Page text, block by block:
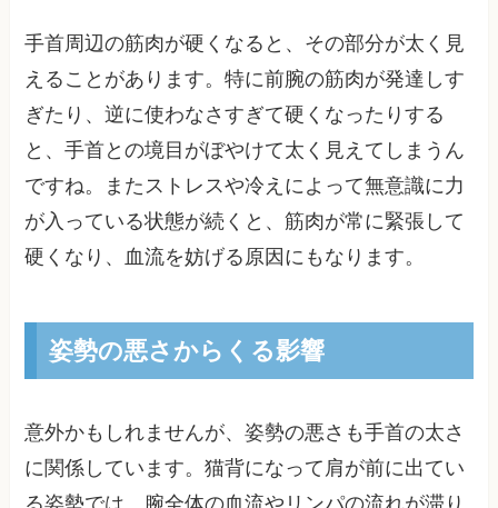
手首周辺の筋肉が硬くなると、その部分が太く見
えることがあります。特に前腕の筋肉が発達しす
ぎたり、逆に使わなさすぎて硬くなったりする
と、手首との境目がぼやけて太く見えてしまうん
ですね。またストレスや冷えによって無意識に力
が入っている状態が続くと、筋肉が常に緊張して
硬くなり、血流を妨げる原因にもなります。
姿勢の悪さからくる影響
意外かもしれませんが、姿勢の悪さも手首の太さ
に関係しています。猫背になって肩が前に出てい